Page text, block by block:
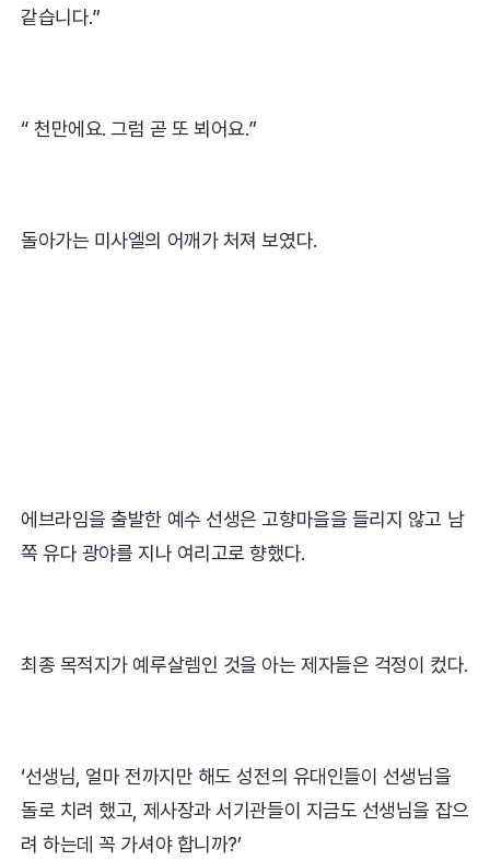
같습니다.”
“천만에요.그럼 곧 또 뵈어요.”
돌아가는 미사엘의 어깨가 처져 보였다.
에브라임을 출발한 예수 선생은 고향마을을 들리지 않고 남
쪽 유다 광야를 지나 여리고로 향했다.
최종 목적지가 예루살렘인 것을 아는 제자들은 걱정이 컸다.
‘선생님 얼마 전까지만 해도 성전의 유대인들이 선생님을
돌로 치려 했고 제사장과 서기관들이 지금도 선생님을 잡으
려 하는데 꼭 가셔야 합니까?’